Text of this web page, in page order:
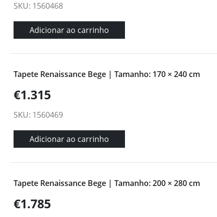
SKU: 1560468
Adicionar ao carrinho
Tapete Renaissance Bege | Tamanho: 170 × 240 cm
€1.315
SKU: 1560469
Adicionar ao carrinho
Tapete Renaissance Bege | Tamanho: 200 × 280 cm
€1.785